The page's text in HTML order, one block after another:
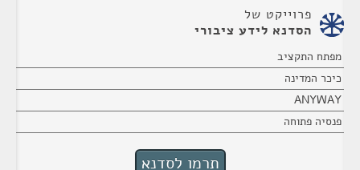
פרוייקט של
הסדנא לידע ציבורי
מפתח התקציב
כיכר המדינה
ANYWAY
פנסיה פתוחה